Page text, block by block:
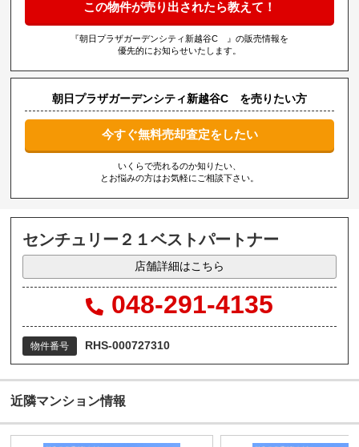
この物件が売り出されたら教えて！
『朝日プラザガーデンシティ新越谷C 』の販売情報を
優先的にお知らせいたします。
朝日プラザガーデンシティ新越谷C を売りたい方
今すぐ無料売却査定をしたい
いくらで売れるのか知りたい、
とお悩みの方はお気軽にご相談下さい。
センチュリー２１ベストパートナー
店舗詳細はこちら
048-291-4135
物件番号 RHS-000727310
近隣マンション情報